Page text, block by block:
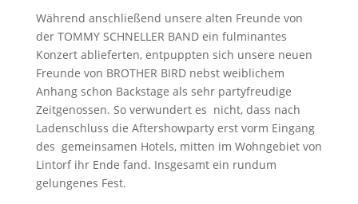
Während anschließend unsere alten Freunde von
der TOMMY SCHNELLER BAND ein fulminantes
Konzert ablieferten, entpuppten sich unsere neuen
Freunde von BROTHER BIRD nebst weiblichem
Anhang schon Backstage als sehr partyfreudige
Zeitgenossen. So verwundert es nicht, dass nach
Ladenschluss die Aftershowparty erst vorm Eingang
des gemeinsamen Hotels, mitten im Wohngebiet von
Lintorf ihr Ende fand. Insgesamt ein rundum
gelungenes Fest.